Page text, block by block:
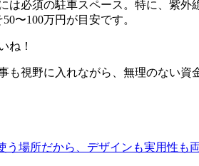
は必須の駐車スペース。特に、紫
〜100万円が目安です。
ね！
も視野に入れながら、無理のない資
う場所だから、デザインも実用性も